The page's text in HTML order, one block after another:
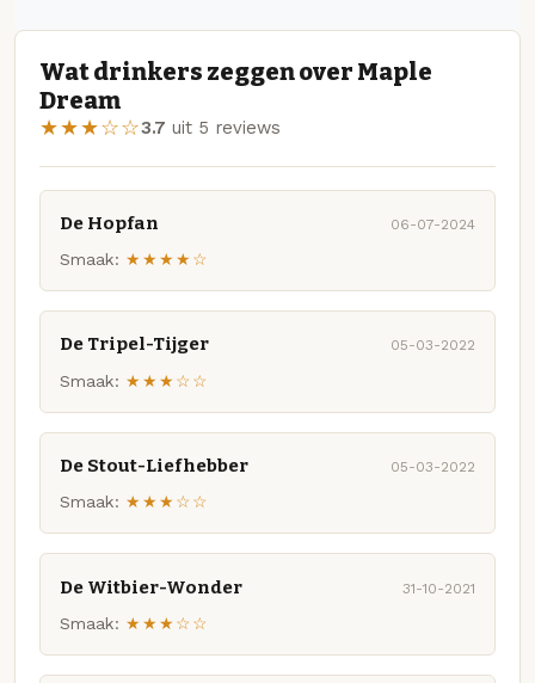
Wat drinkers zeggen over Maple
Dream
★★★☆☆3.7 uit 5 reviews
De Hopfan 06-07-2024
Smaak: ★★★★☆
De Tripel-Tijger 05-03-2022
Smaak: ★★★☆☆
De Stout-Liefhebber 05-03-2022
Smaak: ★★★☆☆
De Witbier-Wonder 31-10-2021
Smaak: ★★★☆☆